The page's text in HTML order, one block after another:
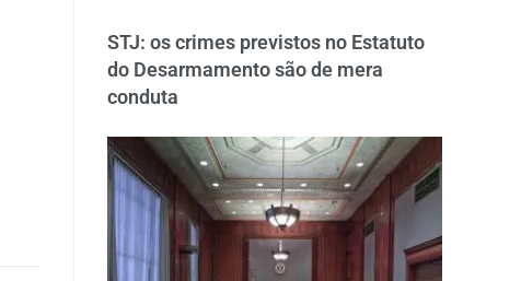
STJ: os crimes previstos no Estatuto
do Desarmamento são de mera
conduta